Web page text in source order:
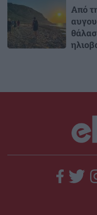
Από